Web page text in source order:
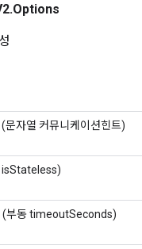
(문자열 커뮤니케이션힌트)
isStateless)
(부동 timeoutSeconds)